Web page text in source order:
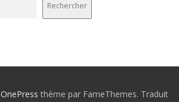
Rechercher
OnePress thème par FameThemes. Traduit